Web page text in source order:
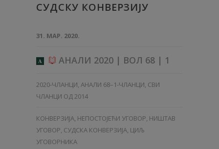
СУДСКУ КОНВЕРЗИЈУ
31. МАР. 2020.
A АНАЛИ 2020 | ВОЛ 68 | 1
2020-ЧЛАНЦИ, АНАЛИ 68–1-ЧЛАНЦИ, СВИ
ЧЛАНЦИ ОД 2014
КОНВЕРЗИЈА, НЕПОСТОЈЕЋИ УГОВОР, НИШТАВ
УГОВОР, СУДСКА КОНВЕРЗИЈА, ЦИЉ
УГОВОРНИКА